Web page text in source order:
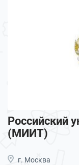
Российский
(МИИТ)
г. Москва